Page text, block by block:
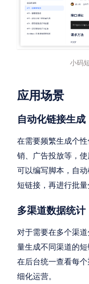
小码
应用场景
自动化链接生成
在需要频繁生成个
销、广告投放等，
可以编写脚本，自
短链接，再进行批量
多渠道数据统计
对于需要在多个渠
量生成不同渠道的
在后台统一查看每
细化运营。